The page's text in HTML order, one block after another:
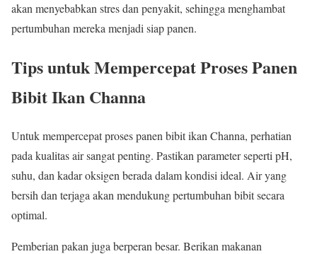
akan menyebabkan stres dan penyakit, sehingga menghambat
pertumbuhan mereka menjadi siap panen.
Tips untuk Mempercepat Proses Panen
Bibit Ikan Channa
Untuk mempercepat proses panen bibit ikan Channa, perhatian
pada kualitas air sangat penting. Pastikan parameter seperti pH,
suhu, dan kadar oksigen berada dalam kondisi ideal. Air yang
bersih dan terjaga akan mendukung pertumbuhan bibit secara
optimal.
Pemberian pakan juga berperan besar. Berikan makanan